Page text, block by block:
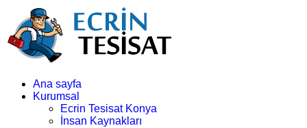
Ana sayfa
Kurumsal
Ecrin Tesisat Konya
İnsan Kaynakları